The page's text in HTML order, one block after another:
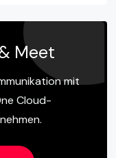
Meet
mit
Cloud-